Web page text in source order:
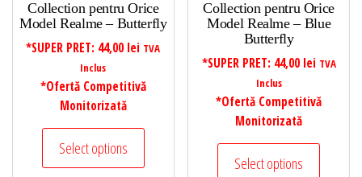
Collection pentru Orice
Model Realme – Butterfly
*SUPER PRET: 44,00 lei TVA
Inclus
*Ofertă Competitivă
Monitorizată
Select options
Collection pentru Orice
Model Realme – Blue
Butterfly
*SUPER PRET: 44,00 lei TVA
Inclus
*Ofertă Competitivă
Monitorizată
Select options